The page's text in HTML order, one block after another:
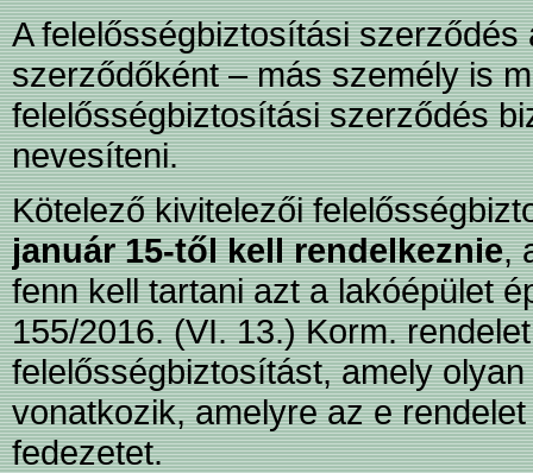
A felelősségbiztosítási
szerződőként – más személy is
felelősségbiztosítási szerződés
nevesíteni.
Kötelező kivitelezői
január 15-től kell rendelkeznie,
fenn kell tartani azt a lakóépület
155/2016. (VI. 13.) Korm.
felelősségbiztosítást, amely
vonatkozik, amelyre az e
fedezetet.